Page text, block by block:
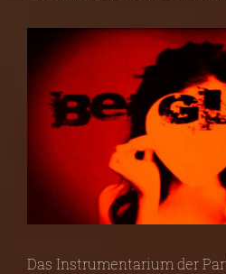
Das Instrumentarium der